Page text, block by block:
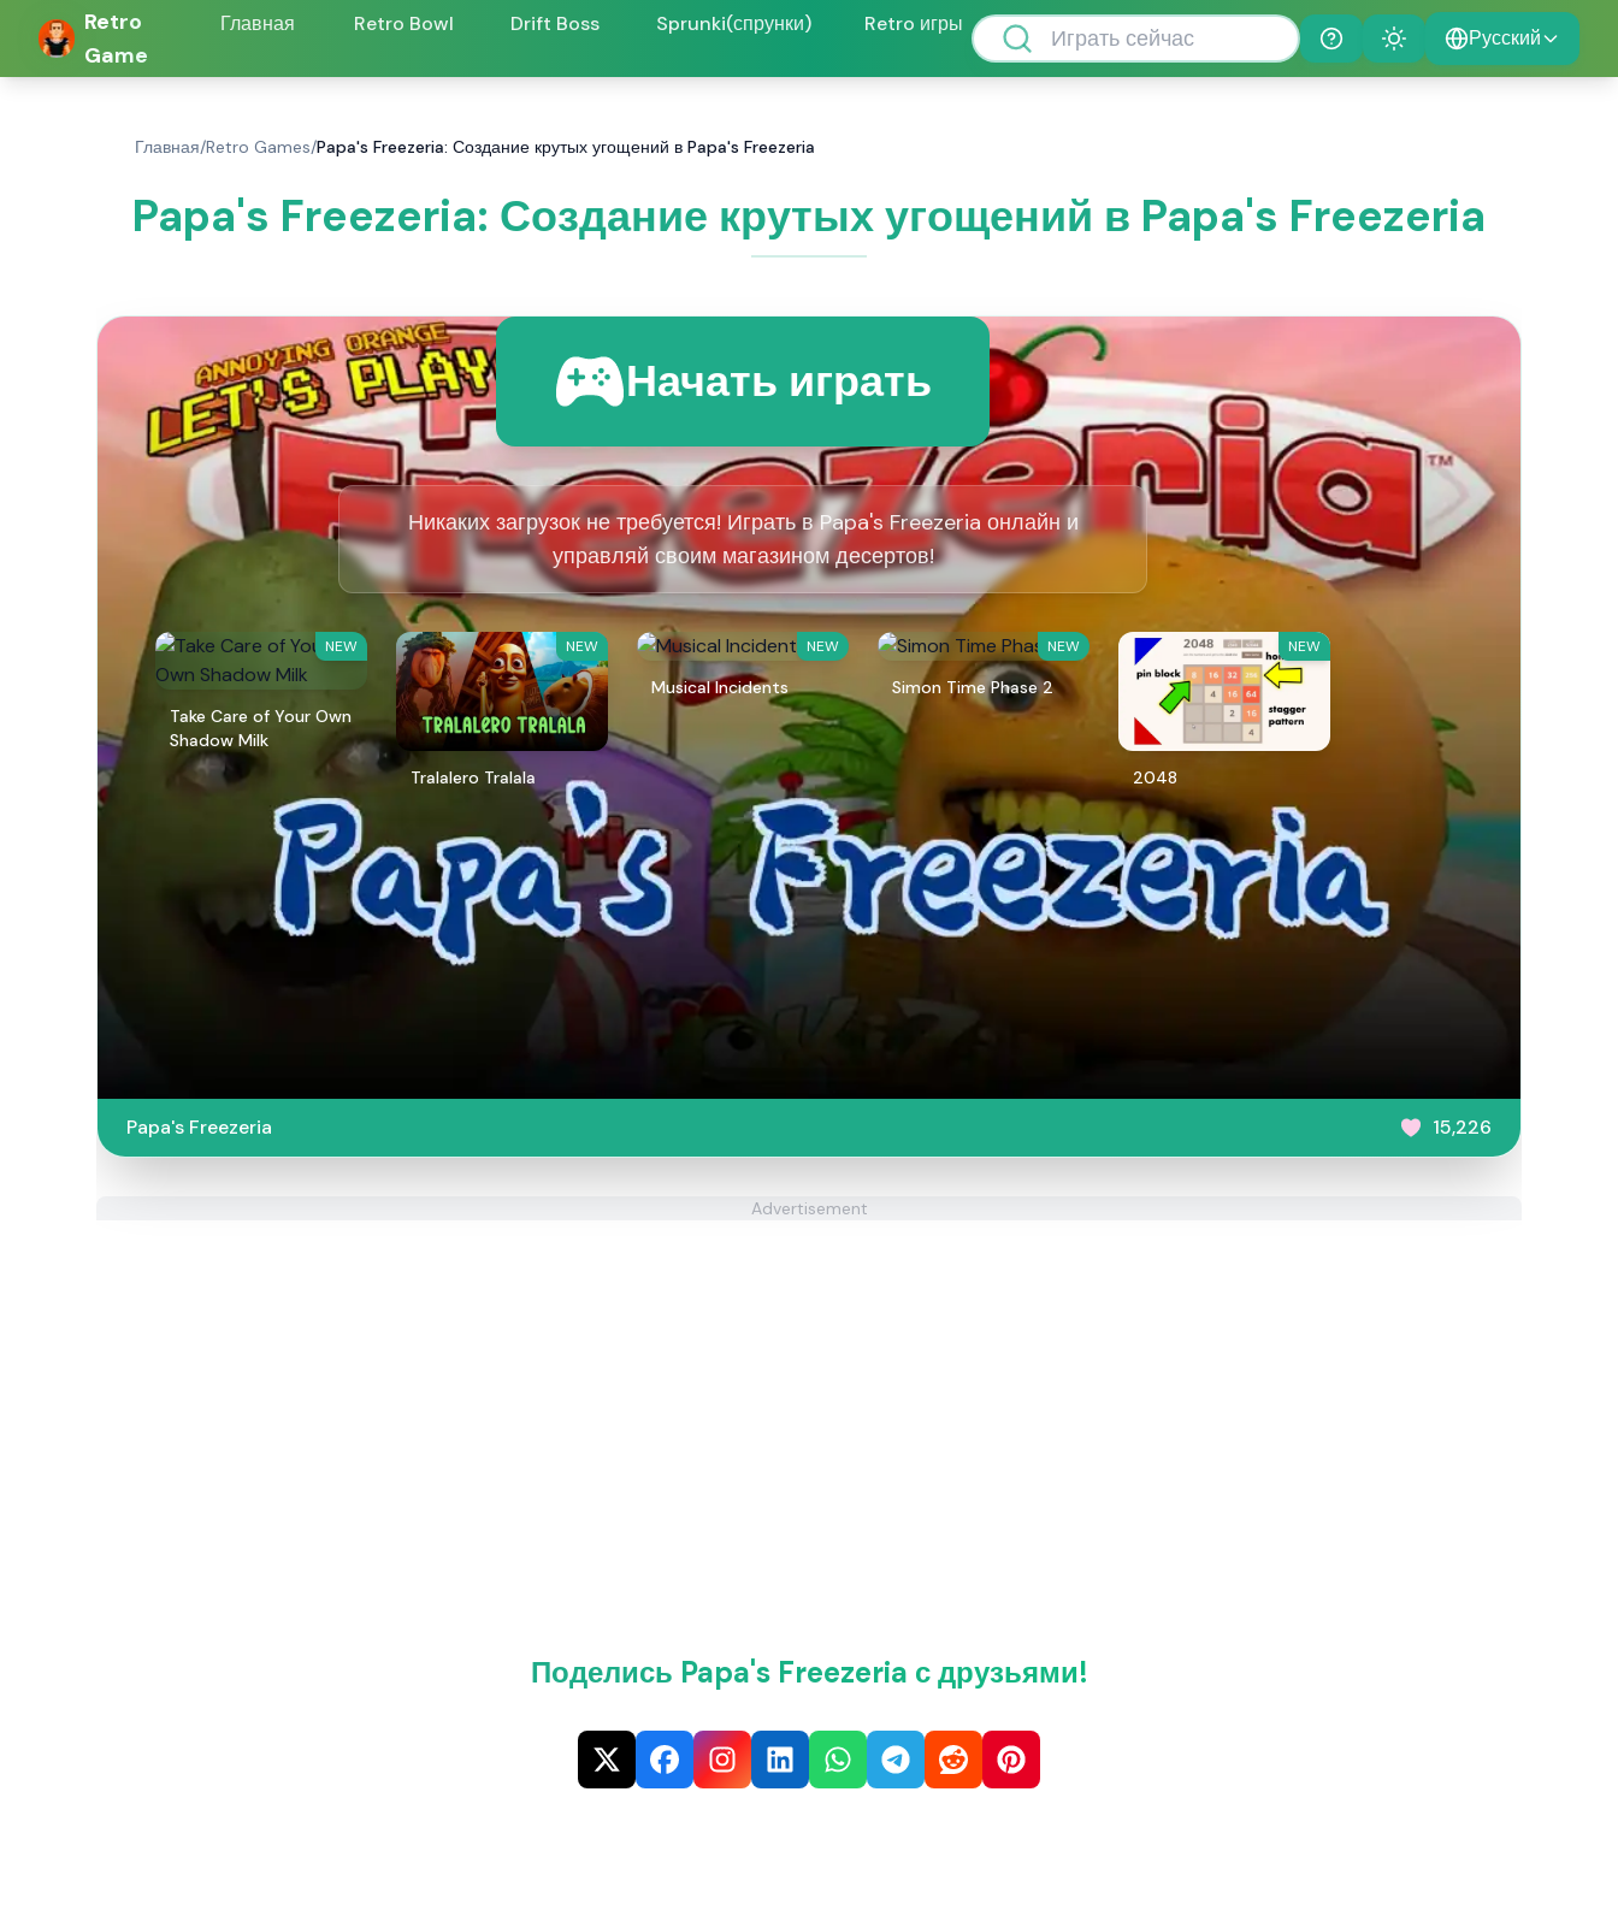
Retro
Game
Главная Retro Bowl Drift Boss Sprunki(спрунки)
Retro игры
Help
Theme Русский
Главная/Retro Games/Papa's Freezeria: Создание крутых угощений в Papa's Freezeria
Papa's Freezeria: Создание крутых угощений в Papa's Freezeria
Начать играть
Никаких загрузок не требуется! Играть в Papa's Freezeria онлайн и
управляй своим магазином десертов!
NEW
Take Care of Your Own
Shadow Milk
NEW
Tralalero Tralala
NEW
Musical Incidents
NEW
Simon Time Phase 2
NEW
2048
Papa's Freezeria 15,226
Advertisement
Поделись Papa's Freezeria с друзьями!